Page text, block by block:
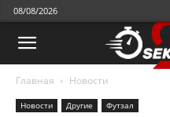
08/08/2026
Главная Новости
Новости Другие Футзал